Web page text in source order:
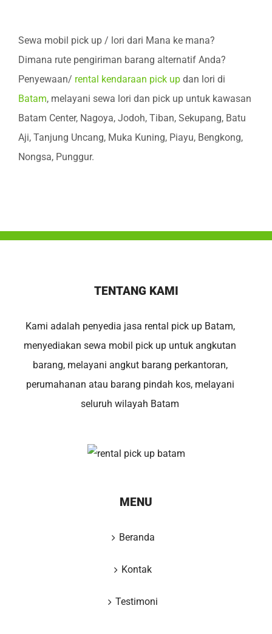
Sewa mobil pick up / lori dari Mana ke mana?
Dimana rute pengiriman barang alternatif Anda?
Penyewaan/ rental kendaraan pick up dan lori di
Batam, melayani sewa lori dan pick up untuk kawasan
Batam Center, Nagoya, Jodoh, Tiban, Sekupang, Batu
Aji, Tanjung Uncang, Muka Kuning, Piayu, Bengkong,
Nongsa, Punggur.
TENTANG KAMI
Kami adalah penyedia jasa rental pick up Batam,
menyediakan sewa mobil pick up untuk angkutan
barang, melayani angkut barang perkantoran,
perumahanan atau barang pindah kos, melayani
seluruh wilayah Batam
MENU
Beranda
Kontak
Testimoni